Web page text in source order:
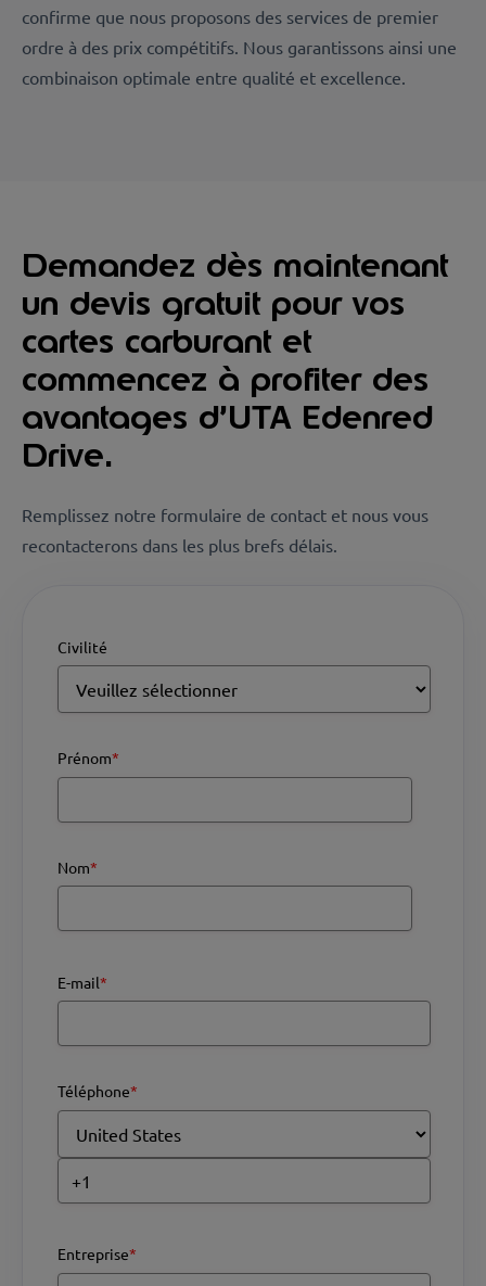
confirme que nous proposons des services de premier
ordre à des prix compétitifs. Nous garantissons ainsi une
combinaison optimale entre qualité et excellence.
Demandez dès maintenant
un devis gratuit pour vos
cartes carburant et
commencez à profiter des
avantages d’UTA Edenred
Drive.
Remplissez notre formulaire de contact et nous vous
recontacterons dans les plus brefs délais.
Civilité
Prénom*
Nom*
E-mail*
Téléphone*
Entreprise*